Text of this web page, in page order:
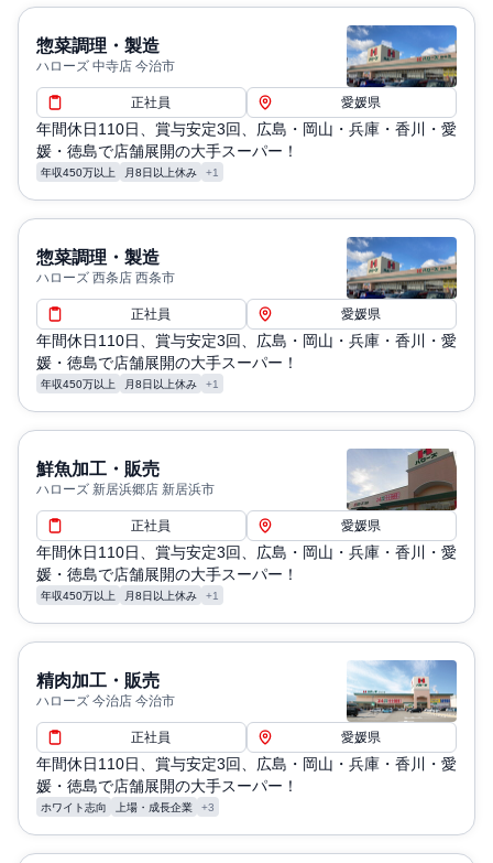
惣菜調理・製造
ハローズ 中寺店 今治市
正社員 愛媛県
年間休日110日、賞与安定3回、広島・岡山・兵庫・香川・愛
媛・徳島で店舗展開の大手スーパー！
年収450万以上 月8日以上休み +1
惣菜調理・製造
ハローズ 西条店 西条市
正社員 愛媛県
年間休日110日、賞与安定3回、広島・岡山・兵庫・香川・愛
媛・徳島で店舗展開の大手スーパー！
年収450万以上 月8日以上休み +1
鮮魚加工・販売
ハローズ 新居浜郷店 新居浜市
正社員 愛媛県
年間休日110日、賞与安定3回、広島・岡山・兵庫・香川・愛
媛・徳島で店舗展開の大手スーパー！
年収450万以上 月8日以上休み +1
精肉加工・販売
ハローズ 今治店 今治市
正社員 愛媛県
年間休日110日、賞与安定3回、広島・岡山・兵庫・香川・愛
媛・徳島で店舗展開の大手スーパー！
ホワイト志向 上場・成長企業 +3